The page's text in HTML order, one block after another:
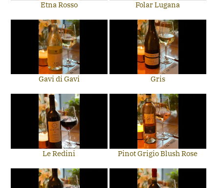
Etna Rosso Folar Lugana
Gavi di Gavi Gris
Le Redini Pinot Grigio Blush Rose